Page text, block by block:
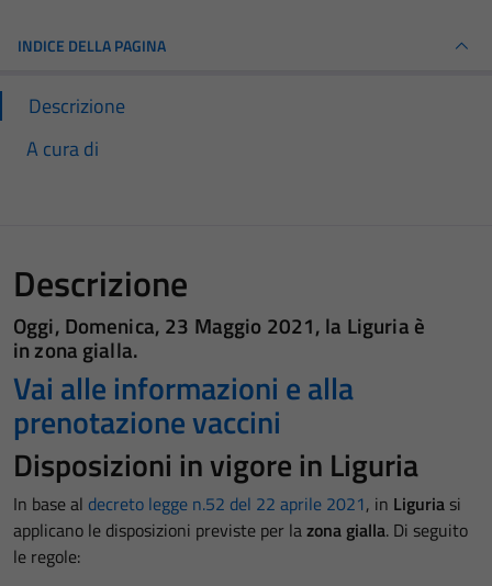
INDICE DELLA PAGINA
Descrizione
A cura di
Descrizione
Oggi, Domenica, 23 Maggio 2021, la Liguria è
inzona gialla.
Vai alle informazioni e alla
prenotazione vaccini
Disposizioni in vigore in Liguria
In base al decreto legge n.52 del 22 aprile 2021, in Liguria si
applicano le disposizioni previste per lazona gialla. Di seguito
le regole: